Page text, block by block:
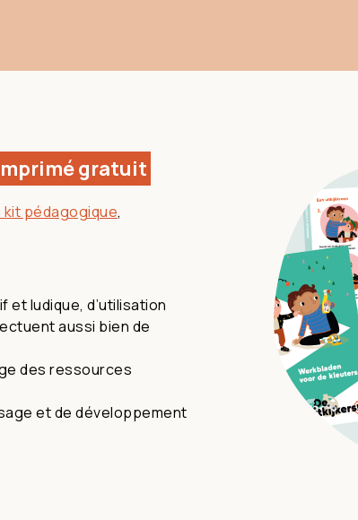
gratuit
kit pédagogique,
et ludique, d’utilisation
aussi bien de
des ressources
et de développement